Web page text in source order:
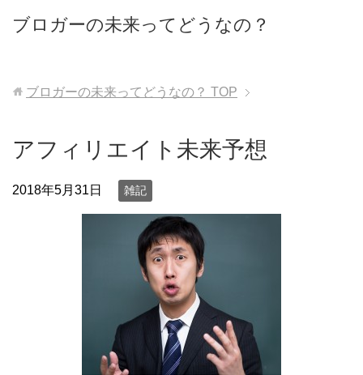
ブロガーの未来ってどうなの？
ブロガーの未来ってどうなの？ TOP
アフィリエイト未来予想
2018年5月31日 雑記